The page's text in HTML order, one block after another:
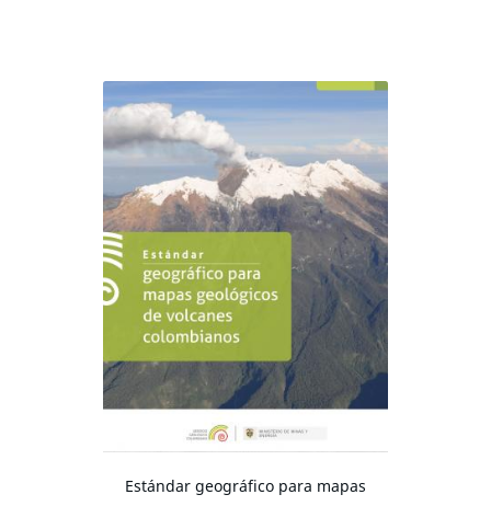
Estándar geográfico para mapas